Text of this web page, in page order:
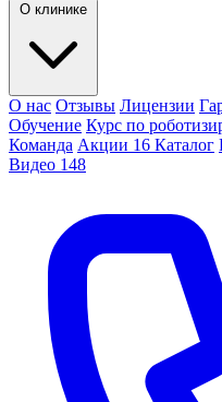
О клинике
О нас Отзывы Лицензии
Обучение Курс по
Команда Акции 16 Каталог
Видео 148